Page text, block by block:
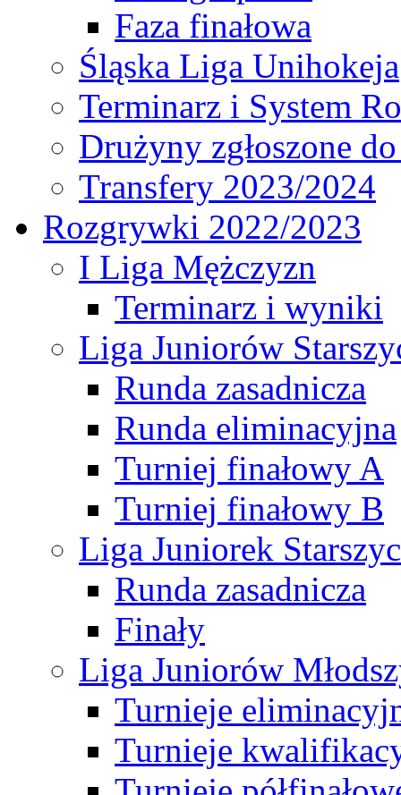
Faza finałowa
Śląska Liga Unihokeja
Terminarz i System
Drużyny zgłoszone
Transfery 2023/2024
Rozgrywki 2022/2023
I Liga Mężczyzn
Terminarz i wyniki
Liga Juniorów
Runda zasadnicza
Runda eliminacyjna
Turniej finałowy A
Turniej finałowy B
Liga Juniorek
Runda zasadnicza
Finały
Liga Juniorów
Turnieje
Turnieje